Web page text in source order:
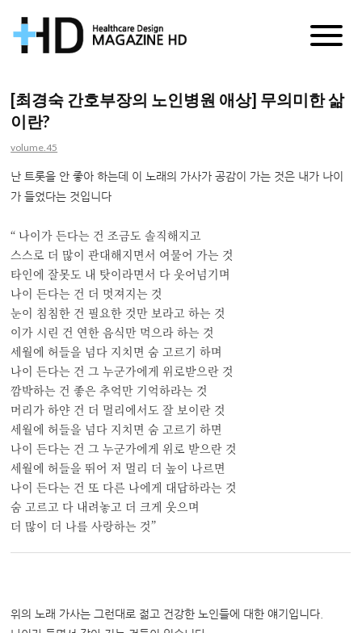
거
[최경숙 간호부장의 노인병원 애상] 무의미한 삶
이란?
volume.45
난 트롯을 안 좋아 하는데 이 노래의 가사가 공감이 가는 것은 내가 나이
가 들었다는 것입니다
“ 나이가 든다는 건 조금도 솔직해지고
스스로 더 많이 관대해지면서 여물어 가는 것
타인에 잘못도 내 탓이라면서 다 웃어넘기며
나이 든다는 건 더 멋져지는 것
눈이 침침한 건 필요한 것만 보라고 하는 것
이가 시린 건 연한 음식만 먹으라 하는 것
세월에 허들을 넘다 지치면 숨 고르기 하며
나이 든다는 건 그 누군가에게 위로받으란 것
깜박하는 건 좋은 추억만 기억하라는 것
머리가 하얀 건 더 멀리에서도 잘 보이란 것
세월에 허들을 넘다 지치면 숨 고르기 하면
나이 든다는 건 그 누군가에게 위로 받으란 것
세월에 허들을 뛰어 저 멀리 더 높이 나르면
나이 든다는 건 또 다른 나에게 대답하라는 것
숨 고르고 다 내려놓고 더 크게 웃으며
더 많이 더 나를 사랑하는 것”
위의 노래 가사는 그런대로 젊고 건강한 노인들에 대한 얘기입니다